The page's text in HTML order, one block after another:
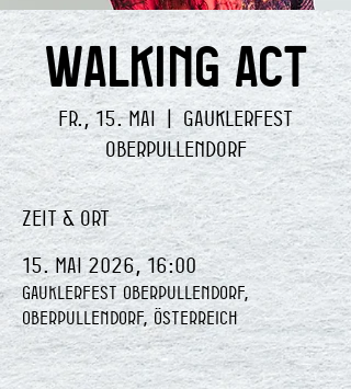
Walking Act
Fr., 15. Mai
  |
Gauklerfest
Oberpullendorf
Zeit & Ort
15. Mai 2026, 16:00
Gauklerfest Oberpullendorf,
Oberpullendorf, Österreich